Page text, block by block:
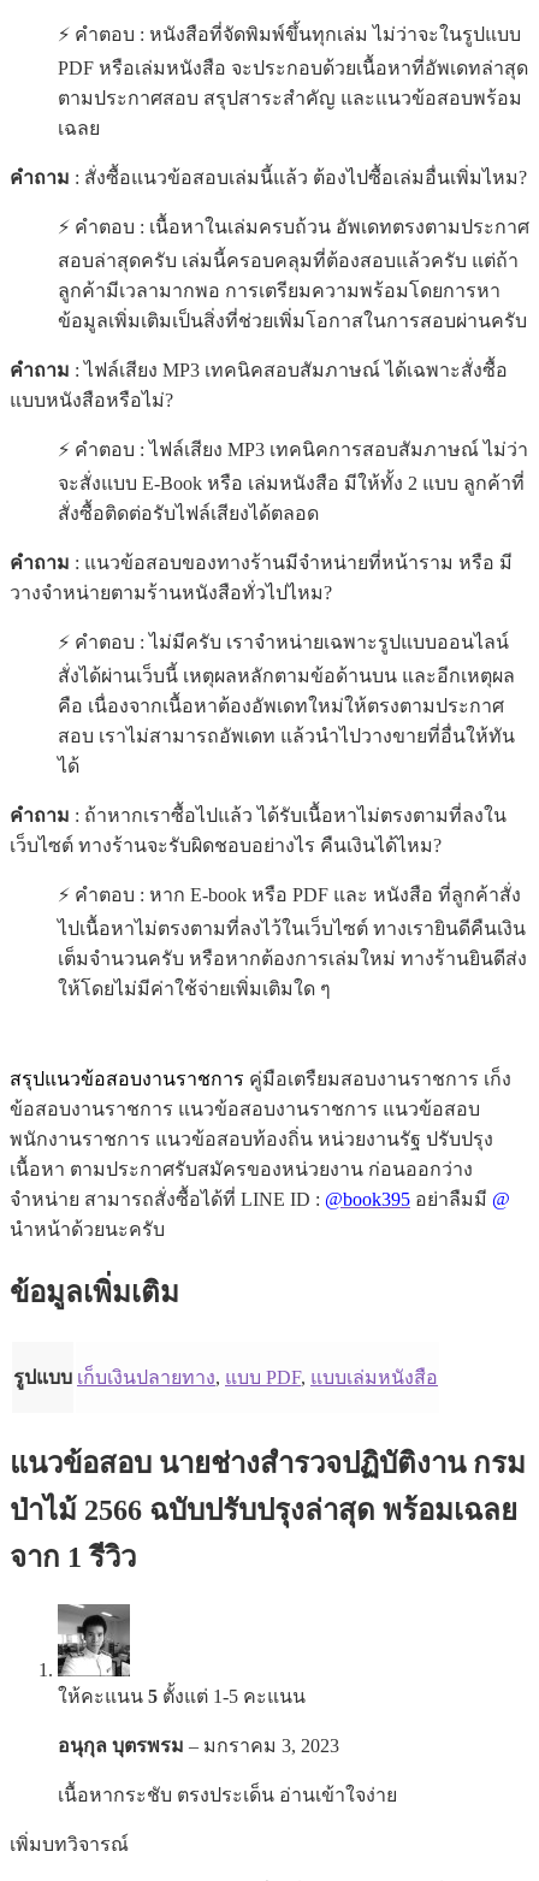
⚡ คำตอบ : หนังสือที่จัดพิมพ์ขึ้นทุกเล่ม ไม่ว่าจะในรูปแบบ
PDF หรือเล่มหนังสือ จะประกอบด้วยเนื้อหาที่อัพเดทล่าสุด
ตามประกาศสอบ สรุปสาระสำคัญ และแนวข้อสอบพร้อม
เฉลย
คำถาม : สั่งซื้อแนวข้อสอบเล่มนี้แล้ว ต้องไปซื้อเล่มอื่นเพิ่มไหม?
⚡ คำตอบ : เนื้อหาในเล่มครบถ้วน อัพเดทตรงตามประกาศ
สอบล่าสุดครับ เล่มนี้ครอบคลุมที่ต้องสอบแล้วครับ แต่ถ้า
ลูกค้ามีเวลามากพอ การเตรียมความพร้อมโดยการหา
ข้อมูลเพิ่มเติมเป็นสิ่งที่ช่วยเพิ่มโอกาสในการสอบผ่านครับ
คำถาม : ไฟล์เสียง MP3 เทคนิคสอบสัมภาษณ์ ได้เฉพาะสั่งซื้อ
แบบหนังสือหรือไม่?
⚡ คำตอบ : ไฟล์เสียง MP3 เทคนิคการสอบสัมภาษณ์ ไม่ว่า
จะสั่งแบบ E-Book หรือ เล่มหนังสือ มีให้ทั้ง 2 แบบ ลูกค้าที่
สั่งซื้อติดต่อรับไฟล์เสียงได้ตลอด
คำถาม : แนวข้อสอบของทางร้านมีจำหน่ายที่หน้าราม หรือ มี
วางจำหน่ายตามร้านหนังสือทั่วไปไหม?
⚡ คำตอบ : ไม่มีครับ เราจำหน่ายเฉพาะรูปแบบออนไลน์
สั่งได้ผ่านเว็บนี้ เหตุผลหลักตามข้อด้านบน และอีกเหตุผล
คือ เนื่องจากเนื้อหาต้องอัพเดทใหม่ให้ตรงตามประกาศ
สอบ เราไม่สามารถอัพเดท แล้วนำไปวางขายที่อื่นให้ทัน
ได้
คำถาม : ถ้าหากเราซื้อไปแล้ว ได้รับเนื้อหาไม่ตรงตามที่ลงใน
เว็บไซต์ ทางร้านจะรับผิดชอบอย่างไร คืนเงินได้ไหม?
⚡ คำตอบ : หาก E-book หรือ PDF และ หนังสือ ที่ลูกค้าสั่ง
ไปเนื้อหาไม่ตรงตามที่ลงไว้ในเว็บไซต์ ทางเรายินดีคืนเงิน
เต็มจำนวนครับ หรือหากต้องการเล่มใหม่ ทางร้านยินดีส่ง
ให้โดยไม่มีค่าใช้จ่ายเพิ่มเติมใด ๆ
สรุปแนวข้อสอบงานราชการ คู่มือเตรืยมสอบงานราชการ เก็ง
ข้อสอบงานราชการ แนวข้อสอบงานราชการ แนวข้อสอบ
พนักงานราชการ แนวข้อสอบท้องถิ่น หน่วยงานรัฐ ปรับปรุง
เนื้อหา ตามประกาศรับสมัครของหน่วยงาน ก่อนออกว่าง
จำหน่าย สามารถสั่งซื้อได้ที่ LINE ID : @book395 อย่าลืมมี @
นำหน้าด้วยนะครับ
ข้อมูลเพิ่มเติม
รูปแบบ เก็บเงินปลายทาง, แบบ PDF, แบบเล่มหนังสือ
แนวข้อสอบ นายช่างสำรวจปฏิบัติงาน กรม
ป่าไม้ 2566 ฉบับปรับปรุงล่าสุด พร้อมเฉลย
จาก 1 รีวิว
ให้คะแนน 5 ตั้งแต่ 1-5 คะแนน
อนุกุล บุตรพรม – มกราคม 3, 2023
เนื้อหากระชับ ตรงประเด็น อ่านเข้าใจง่าย
เพิ่มบทวิจารณ์